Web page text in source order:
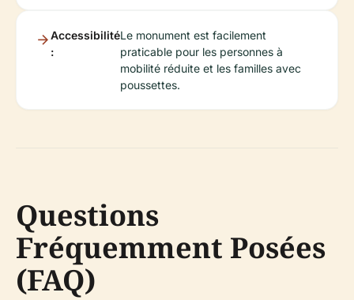
Accessibilité
:
Le monument est facilement
praticable pour les personnes à
mobilité réduite et les familles avec
poussettes.
Questions
Fréquemment Posées
(FAQ)